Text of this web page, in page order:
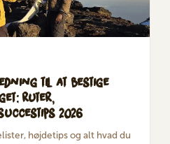
til at bestige
ruter,
2026
højdetips og alt hvad du